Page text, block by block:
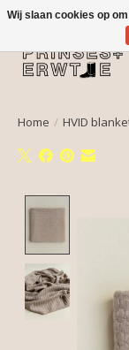
Home / HVID
Wij slaan cookies op